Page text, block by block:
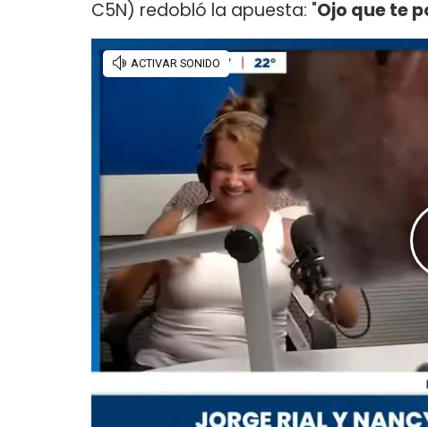
C5N) redobló la apuesta: "Ojo que te